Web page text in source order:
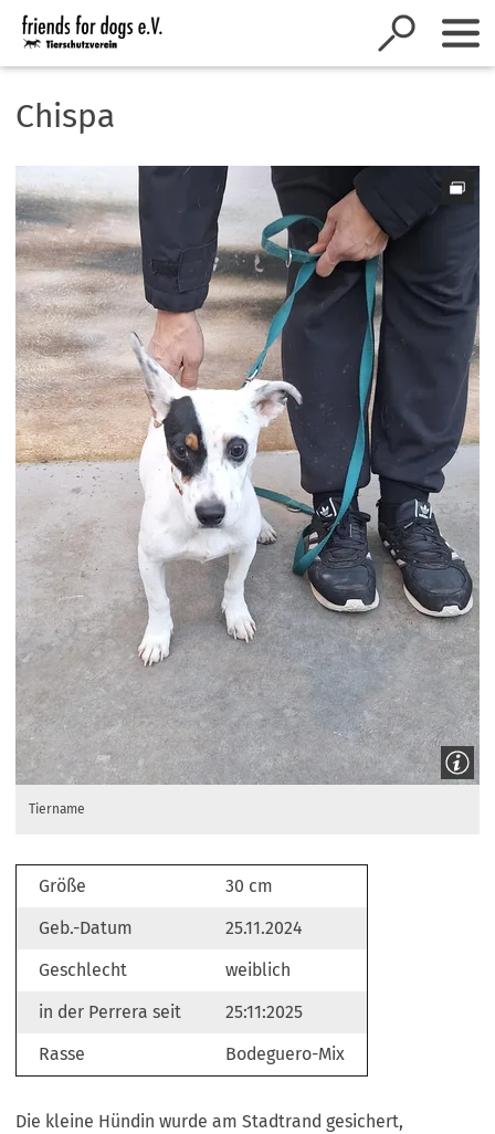
Inhalt anspringen
Chispa
Tiername
Größe
30 cm
Geb.-Datum
25.11.2024
Geschlecht
weiblich
in der Perrera seit
25:11:2025
Rasse
Bodeguero-Mix
Die kleine Hündin wurde am Stadtrand gesichert,